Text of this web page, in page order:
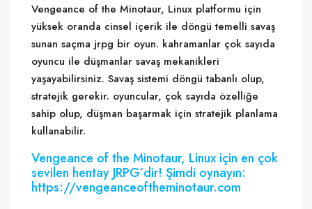
Vengeance of the Minotaur, Linux platformu için
yüksek oranda cinsel içerik ile döngü temelli savaş
sunan saçma jrpg bir oyun. kahramanlar çok sayıda
oyuncu ile düşmanlar savaş mekanikleri
yaşayabilirsiniz. Savaş sistemi döngü tabanlı olup,
stratejik gerekir. oyuncular, çok sayıda özelliğe
sahip olup, düşman başarmak için stratejik planlama
kullanabilir.
Vengeance of the Minotaur, Linux için en çok
sevilen hentay JRPG’dir! Şimdi oynayın:
https://vengeanceoftheminotaur.com